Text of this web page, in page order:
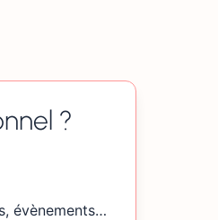
?
évènements…